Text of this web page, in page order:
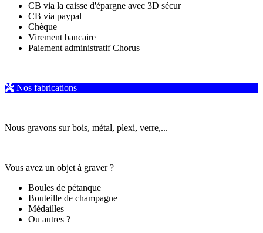
CB via la caisse d'épargne avec 3D sécur
CB via paypal
Chèque
Virement bancaire
Paiement administratif Chorus
Nos fabrications
Nous gravons sur bois, métal, plexi, verre,...
Vous avez un objet à graver ?
Boules de pétanque
Bouteille de champagne
Médailles
Ou autres ?